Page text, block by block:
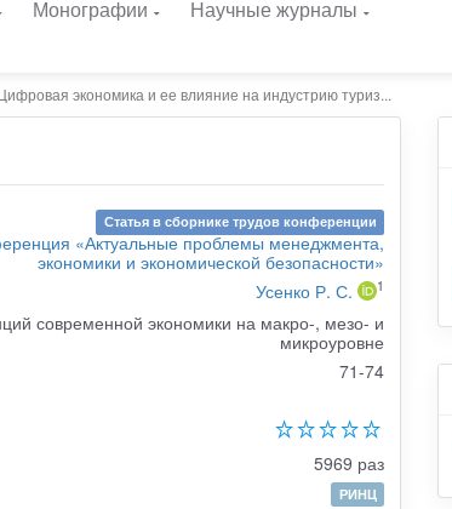
Монографии
Научные журналы
экономика и ее влияние на индустрию туриз...
Статья в сборнике трудов конференции
«Актуальные проблемы менеджмента,
экономики и экономической безопасности»
Усенко Р. С. 1
современной экономики на макро-, мезо- и
микроуровне
71-74
5969 раз
РИНЦ